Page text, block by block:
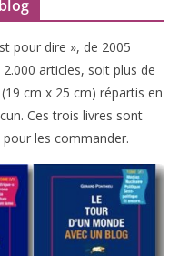
pour dire », de 2005
2.000 articles, soit plus de
19 cm x 25 cm) répar­tis en
Ces trois livres sont
pour les commander.